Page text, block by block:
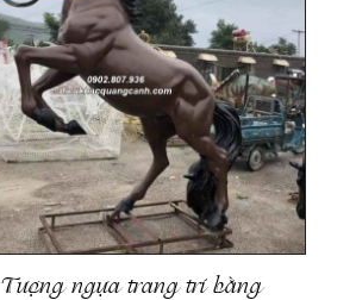
Tượng ngựa trang trí bằng